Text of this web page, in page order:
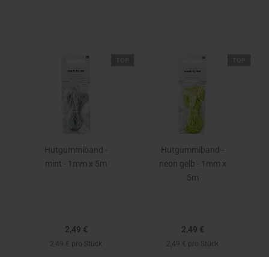
Hutgummiband -
mint - 1mm x 5m
2,49 €
2,49 € pro Stück
Hutgummiband -
neon gelb - 1mm x
5m
2,49 €
2,49 € pro Stück